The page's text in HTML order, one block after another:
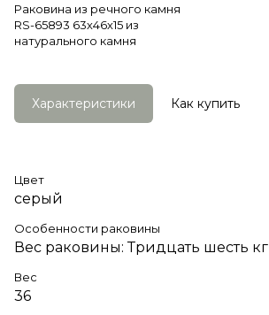
Раковина из речного камня
RS-65893 63х46х15 из
натурального камня
Характеристики Как купить
Цвет
серый
Особенности раковины
Вес раковины: Тридцать шесть кг
Вес
36